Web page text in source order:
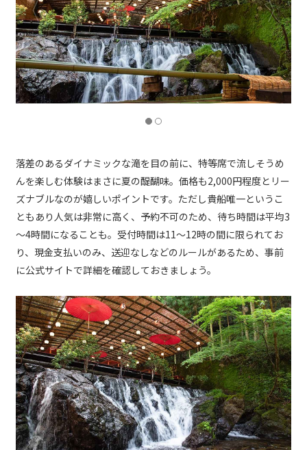
落差のあるダイナミックな滝を目の前に、特等席で流しそうめ
んを楽しむ体験はまさに夏の醍醐味。価格も2,000円程度とリー
ズナブルなのが嬉しいポイントです。ただし貴船唯一というこ
ともあり人気は非常に高く、予約不可のため、待ち時間は平均3
～4時間になることも。受付時間は11～12時の間に限られてお
り、現金支払いのみ、送迎なしなどのルールがあるため、事前
に公式サイトで詳細を確認しておきましょう。